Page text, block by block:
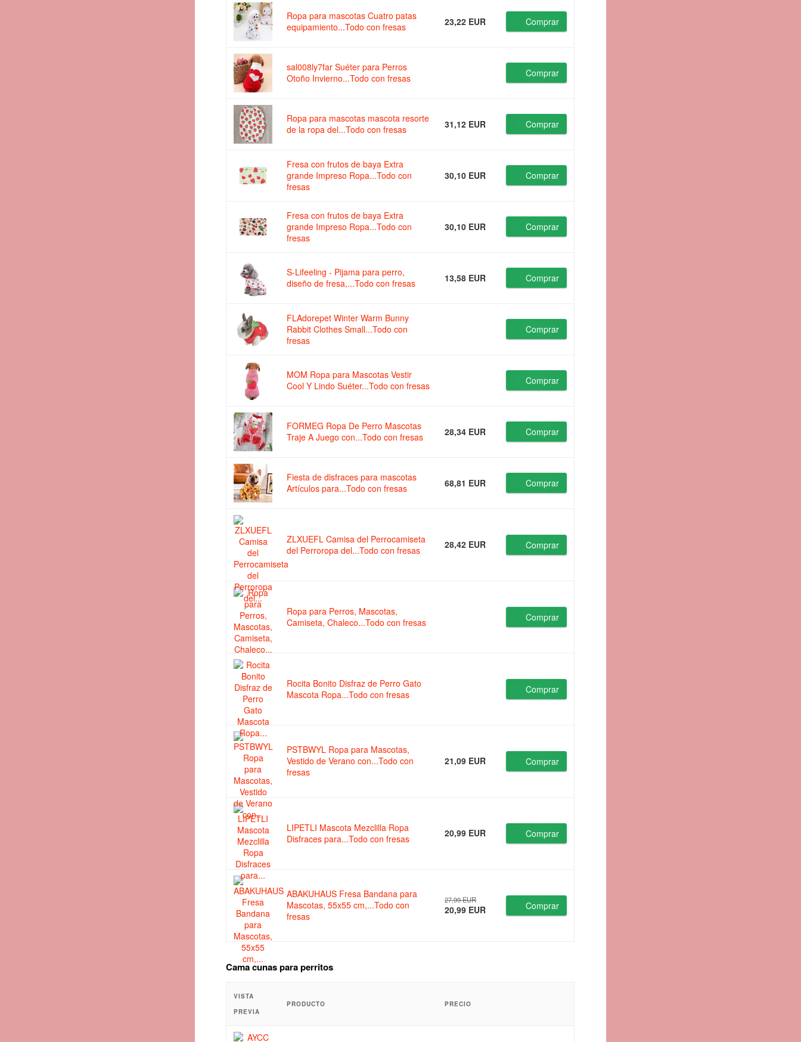
Ropa para mascotas Cuatro patas
equipamiento...Todo con fresas
23,22 EUR Comprar
sal008ly7far Suéter para Perros
Otoño Invierno...Todo con fresas
Comprar
Ropa para mascotas mascota resorte
de la ropa del...Todo con fresas
31,12 EUR Comprar
Fresa con frutos de baya Extra
grande Impreso Ropa...Todo con
fresas
30,10 EUR Comprar
Fresa con frutos de baya Extra
grande Impreso Ropa...Todo con
fresas
30,10 EUR Comprar
S-Lifeeling - Pijama para perro,
diseño de fresa,...Todo con fresas
13,58 EUR Comprar
FLAdorepet Winter Warm Bunny
Rabbit Clothes Small...Todo con
fresas
Comprar
MOM Ropa para Mascotas Vestir
Cool Y Lindo Suéter...Todo con fresas
Comprar
FORMEG Ropa De Perro Mascotas
Traje A Juego con...Todo con fresas
28,34 EUR Comprar
Fiesta de disfraces para mascotas
Artículos para...Todo con fresas
68,81 EUR Comprar
ZLXUEFL Camisa del Perrocamiseta
del Perroropa del...Todo con fresas
28,42 EUR Comprar
Ropa para Perros, Mascotas,
Camiseta, Chaleco...Todo con fresas
Comprar
Rocita Bonito Disfraz de Perro Gato
Mascota Ropa...Todo con fresas
Comprar
PSTBWYL Ropa para Mascotas,
Vestido de Verano con...Todo con
fresas
21,09 EUR Comprar
LIPETLI Mascota Mezclilla Ropa
Disfraces para...Todo con fresas
20,99 EUR Comprar
ABAKUHAUS Fresa Bandana para
Mascotas, 55x55 cm,...Todo con
fresas
27,99 EUR
20,99 EUR Comprar
Cama cunas para perritos
VISTA
PREVIA
PRODUCTO PRECIO